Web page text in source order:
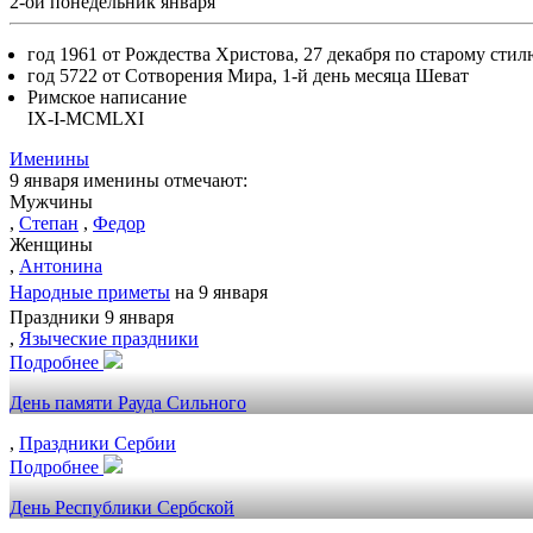
год 1961 от Рождества Христова, 27 декабря по старому
год 5722 от Сотворения Мира, 1-й день месяца Шеват
Римское написание
IX-I-MCMLXI
Именины
9 января именины отмечают:
Мужчины
, Степан , Федор
Женщины
, Антонина
Народные приметы на 9 января
Праздники 9 января
, Языческие праздники
Подробнее
День памяти Рауда Сильного
, Праздники Сербии
Подробнее
День Республики Сербской